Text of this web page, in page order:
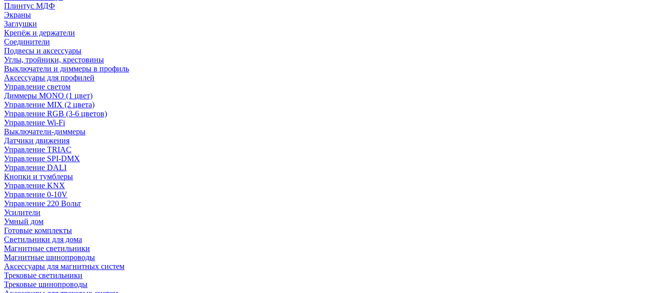
Плинтус МДФ
Экраны
Заглушки
Крепёж и держатели
Соединители
Подвесы и аксессуары
Углы, тройники, крестовины
Выключатели и диммеры в профиль
Аксессуары для профилей
Управление светом
Диммеры MONO (1 цвет)
Управление MIX (2 цвета)
Управление RGB (3-6 цветов)
Управление Wi-Fi
Выключатели-диммеры
Датчики движения
Управление TRIAC
Управление SPI-DMX
Управление DALI
Кнопки и тумблеры
Управление KNX
Управление 0-10V
Управление 220 Вольт
Усилители
Умный дом
Готовые комплекты
Светильники для дома
Магнитные светильники
Магнитные шинопроводы
Аксессуары для магнитных систем
Трековые светильники
Трековые шинопроводы